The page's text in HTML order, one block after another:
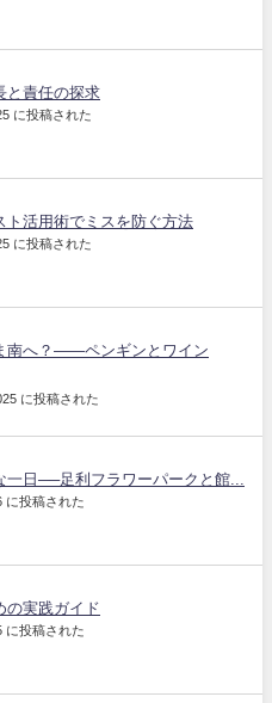
と責任の探求
に投稿された
ト活用術でミスを防ぐ方法
に投稿された
南へ？——ペンギンとワイン
に投稿された
一日──足利フラワーパークと館...
に投稿された
の実践ガイド
に投稿された